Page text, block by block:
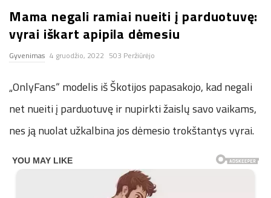
n
.
n
e
t
Mama negali ramiai nueiti į parduotuvę:
vyrai iškart apipila dėmesiu
Gyvenimas 4 gruodžio, 2022 503 Peržiūrėjo
„OnlyFans“ modelis iš Škotijos papasakojo, kad negali
net nueiti į parduotuvę ir nupirkti žaislų savo vaikams,
nes ją nuolat užkalbina jos dėmesio trokštantys vyrai.